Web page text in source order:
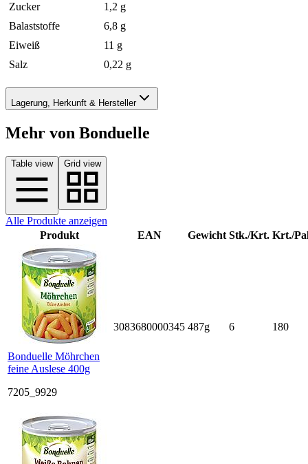
Zucker
1,2 g
Balaststoffe
6,8 g
Eiweiß
11 g
Salz
0,22 g
Lagerung, Herkunft & Hersteller
Mehr von Bonduelle
Table view Grid view
Alle Produkte anzeigen
Produkt
EAN Gewicht Stk./Krt. Krt./
Bonduelle Möhrchen
feine Auslese 400g
7205_9929
3083680000345 487g 6 180